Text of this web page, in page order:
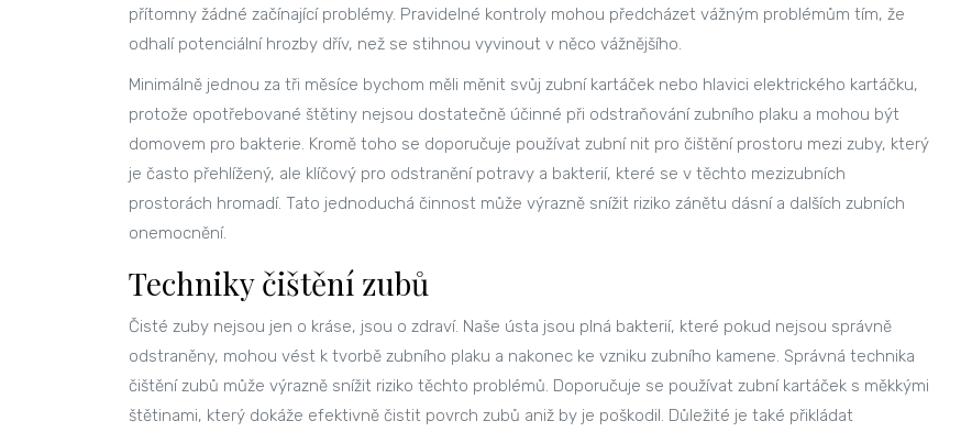
přítomny žádné začínající problémy. Pravidelné kontroly mohou předcházet vážným problémům tím, že
odhalí potenciální hrozby dřív, než se stihnou vyvinout v něco vážnějšího.
Minimálně jednou za tři měsíce bychom měli měnit svůj zubní kartáček nebo hlavici elektrického kartáčku,
protože opotřebované štětiny nejsou dostatečně účinné při odstraňování zubního plaku a mohou být
domovem pro bakterie. Kromě toho se doporučuje používat zubní nit pro čištění prostoru mezi zuby, který
je často přehlížený, ale klíčový pro odstranění potravy a bakterií, které se v těchto mezizubních
prostorách hromadí. Tato jednoduchá činnost může výrazně snížit riziko zánětu dásní a dalších zubních
onemocnění.
Techniky čištění zubů
Čisté zuby nejsou jen o kráse, jsou o zdraví. Naše ústa jsou plná bakterií, které pokud nejsou správně
odstraněny, mohou vést k tvorbě zubního plaku a nakonec ke vzniku zubního kamene. Správná technika
čištění zubů může výrazně snížit riziko těchto problémů. Doporučuje se používat zubní kartáček s měkkými
štětinami, který dokáže efektivně čistit povrch zubů aniž by je poškodil. Důležité je také přikládat